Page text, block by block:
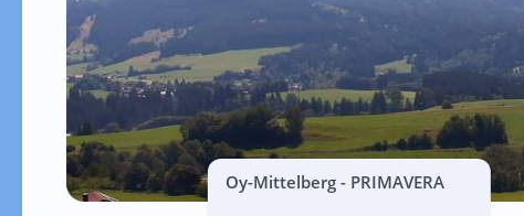
Oy-Mittelberg - PRIMAVERA